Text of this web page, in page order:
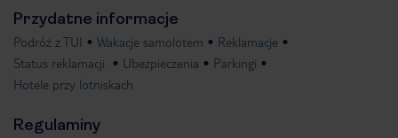
Przydatne informacje
Podróż z TUI Wakacje samolotem
Reklamacje
Status reklamacji
Ubezpieczenia
Parkingi
Hotele przy lotniskach
Regulaminy